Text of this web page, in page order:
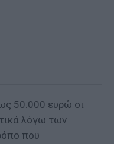
50.000 ευρώ οι
λόγω των
που